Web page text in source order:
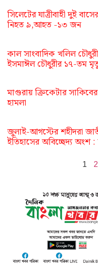
সিলেটের যাত্রীবাহী দুই
নিহত ৯,আহত -১৩ জন
কাল সাংবাদিক খলিল
ইসমাঈল চৌধুরীর ১৭-তম
মাগুরায় ক্রিকেটার
হামলা
জুলাই-আগস্টের শহীদরা
ইতিহাসের অবিচ্ছেদ্য অংশ
1 2